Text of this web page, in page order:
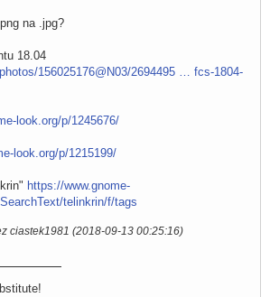
na .jpg?
18.04
156025176@N03/2694495 … fcs-1804-
look.org/p/1245676/
look.org/p/1215199/
https://www.gnome-
telinkrin/f/tags
ciastek1981 (2018-09-13 00:25:16)